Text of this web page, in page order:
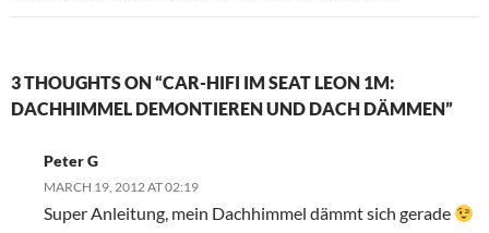
3 THOUGHTS ON “CAR-HIFI IM SEAT LEON 1M:
DACHHIMMEL DEMONTIEREN UND DACH DÄMMEN”
Peter G
MARCH 19, 2012 AT 02:19
Super Anleitung, mein Dachhimmel dämmt sich gerade